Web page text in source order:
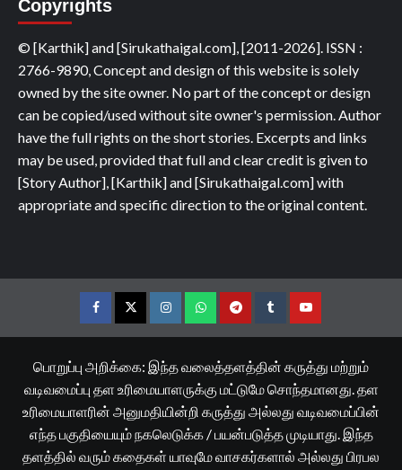
Copyrights
© [Karthik] and [Sirukathaigal.com], [2011-2026]. ISSN :
2766-9890, Concept and design of this website is solely
owned by the site owner. No part of the concept or design
can be copied/used without site owner's permission. Author
have the full rights on the short stories. Excerpts and links
may be used, provided that full and clear credit is given to
[Story Author], [Karthik] and [Sirukathaigal.com] with
appropriate and specific direction to the original content.
FacebookTwitterInstagramWhatsappTelegramTumblrYouTube
பொறுப்பு அறிக்கை: இந்த வலைத்தளத்தின் கருத்து மற்றும்
வடிவமைப்பு தள உரிமையாளருக்கு மட்டுமே சொந்தமானது. தள
உரிமையாளரின் அனுமதியின்றி கருத்து அல்லது வடிவமைப்பின்
எந்த பகுதியையும் நகலெடுக்க / பயன்படுத்த முடியாது. இந்த
தளத்தில் வரும் கதைகள் யாவுமே வாசகர்களால் அல்லது பிரபல